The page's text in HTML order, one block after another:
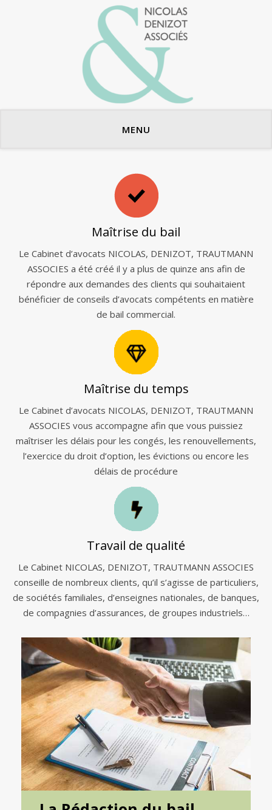
MENU
Maîtrise du bail
Le Cabinet d’avocats NICOLAS, DENIZOT, TRAUTMANN
ASSOCIES a été créé il y a plus de quinze ans afin de
répondre aux demandes des clients qui souhaitaient
bénéficier de conseils d’avocats compétents en matière
de bail commercial.
Maîtrise du temps
Le Cabinet d’avocats NICOLAS, DENIZOT, TRAUTMANN
ASSOCIES vous accompagne afin que vous puissiez
maîtriser les délais pour les congés, les renouvellements,
l’exercice du droit d’option, les évictions ou encore les
délais de procédure
Travail de qualité
Le Cabinet NICOLAS, DENIZOT, TRAUTMANN ASSOCIES
conseille de nombreux clients, qu’il s’agisse de particuliers,
de sociétés familiales, d’enseignes nationales, de banques,
de compagnies d’assurances, de groupes industriels…